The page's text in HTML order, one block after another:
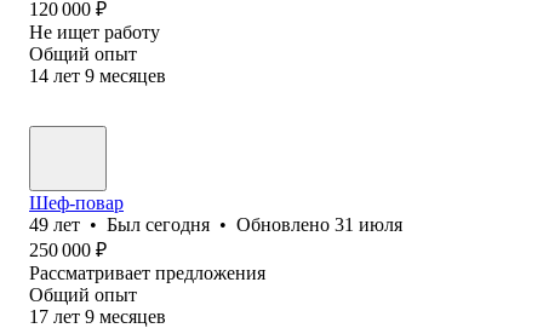
120 000 ₽
Не ищет работу
Общий опыт
14 лет 9 месяцев
Шеф-повар
49 лет • Был сегодня • Обновлено 31 июля
250 000 ₽
Рассматривает предложения
Общий опыт
17 лет 9 месяцев